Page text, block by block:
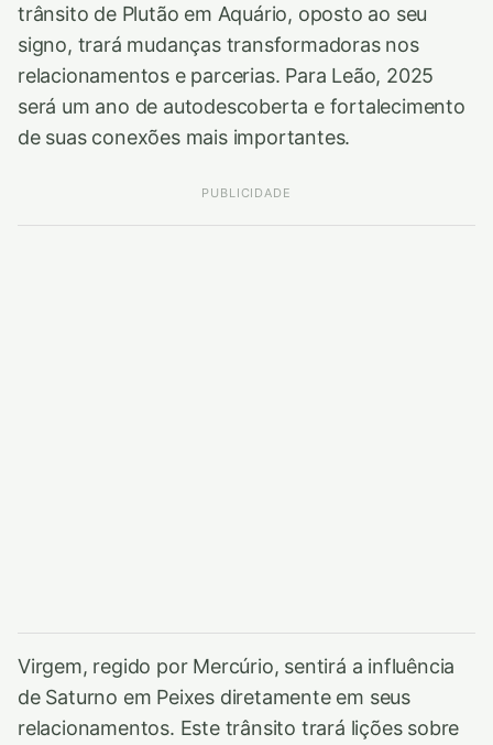
trânsito de Plutão em Aquário, oposto ao seu
signo, trará mudanças transformadoras nos
relacionamentos e parcerias. Para Leão, 2025
será um ano de autodescoberta e fortalecimento
de suas conexões mais importantes.
PUBLICIDADE
Virgem, regido por Mercúrio, sentirá a influência
de Saturno em Peixes diretamente em seus
relacionamentos. Este trânsito trará lições sobre